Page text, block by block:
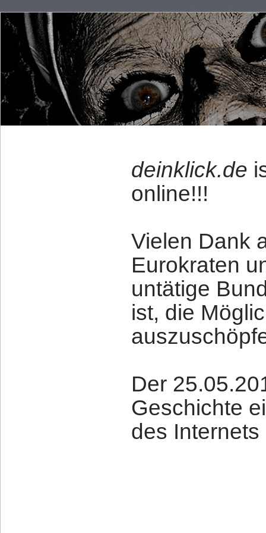
deinklick.de
online!!!
Vielen Dank
Eurokraten
untätige
ist, die
Der
Geschichte
des